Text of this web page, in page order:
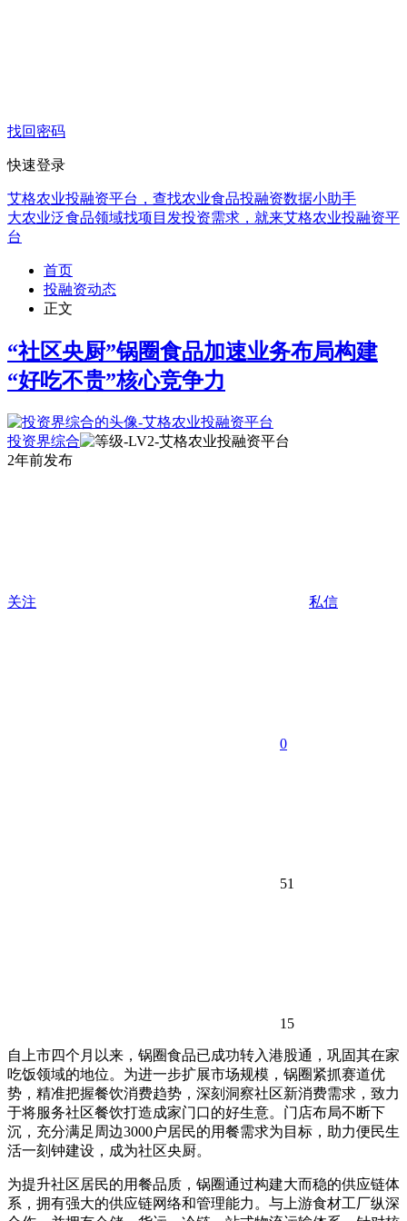
找回密码
快速登录
艾格农业投融资平台，查找农业食品投融资数据小助手
大农业泛食品领域找项目发投资需求，就来艾格农业投融资平
台
首页
投融资动态
正文
“社区央厨”锅圈食品加速业务布局构建
“好吃不贵”核心竞争力
投资界综合
2年前发布
关注 私信
0
51
15
自上市四个月以来，锅圈食品已成功转入港股通，巩固其在家
吃饭领域的地位。为进一步扩展市场规模，锅圈紧抓赛道优
势，精准把握餐饮消费趋势，深刻洞察社区新消费需求，致力
于将服务社区餐饮打造成家门口的好生意。门店布局不断下
沉，充分满足周边3000户居民的用餐需求为目标，助力便民生
活一刻钟建设，成为社区央厨。
为提升社区居民的用餐品质，锅圈通过构建大而稳的供应链体
系，拥有强大的供应链网络和管理能力。与上游食材工厂纵深